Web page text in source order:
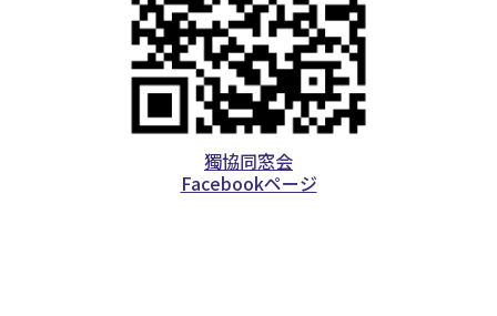
獨協同窓会
Facebookページ